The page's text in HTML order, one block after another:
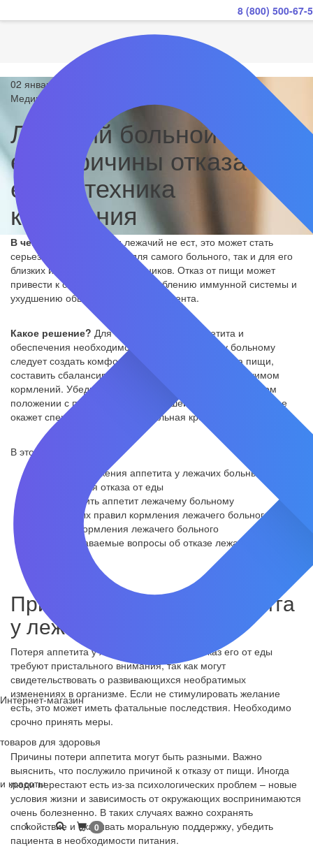
8 (800) 500-67-
Интернет-магазин
товаров для здоровья
и красоты
1 0
02 января 2024
Медицинская мебель
Лежачий больной не
ест: причины отказа от
еды и техника
кормления
В чем проблема?
Если лежачий не ест, это может стать
серьезной проблемой как для самого больного, так и для его
близких и медицинских работников. Отказ от пищи может
привести к обезвоживанию, ослаблению иммунной системы и
ухудшению общего состояния пациента.
Какое решение? Для стимулирования аппетита и
обеспечения необходимого питания лежачему больному
следует создать комфортные условия для приема пищи,
составить сбалансированное меню и следить за режимом
кормлений. Убедитесь, что больной находится в удобном
положении с поддержкой спины и шеи. Большое подспорье
окажет специальная функциональная кровать.
В этой статье:
Причины снижения аппетита у лежачих больных
Последствия отказа от еды
Как повысить аппетит лежачему больному
5 основных правил кормления лежачего больного
Техника кормления лежачего больного
Часто задаваемые вопросы об отказе лежачего больного
Причины снижения аппетита
у лежачих больных
Потеря аппетита у лежачего больного и отказ его от еды
требуют пристального внимания, так как могут
свидетельствовать о развивающихся необратимых
изменениях в организме. Если не стимулировать желание
есть, это может иметь фатальные последствия. Необходимо
срочно принять меры.
Причины потери аппетита могут быть разными. Важно
выяснить, что послужило причиной к отказу от пищи. Иногда
люди перестают есть из-за психологических проблем – новые
условия жизни и зависимость от окружающих воспринимаются
очень болезненно. В таких случаях важно сохранять
спокойствие и оказывать моральную поддержку, убедить
пациента в необходимости питания.